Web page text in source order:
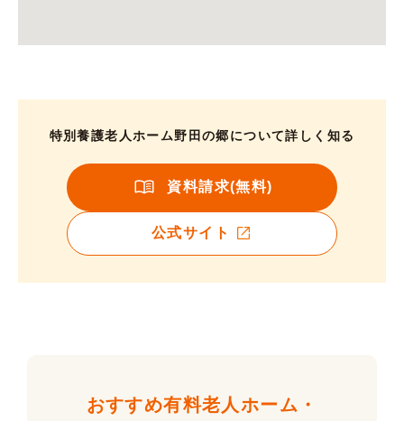
特別養護老人ホーム野田の郷について詳しく知る
資料請求(無料)
公式サイト
おすすめ有料老人ホーム・